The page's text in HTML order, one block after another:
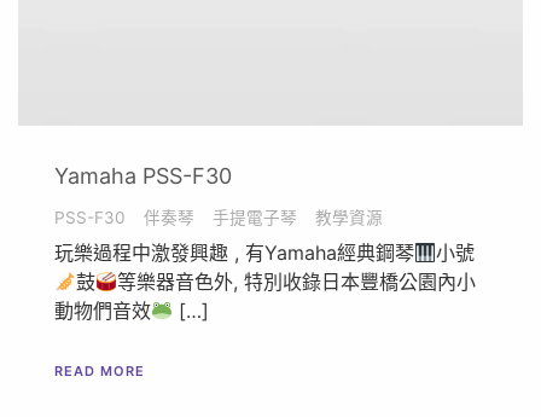
Yamaha PSS-F30
PSS-F30 伴奏琴 手提電子琴 教學資源
玩樂過程中激發興趣 , 有Yamaha經典鋼琴
小號
鼓
等樂器音色外, 特別收錄日本豐橋公園內小
動物們音效
[…]
READ MORE